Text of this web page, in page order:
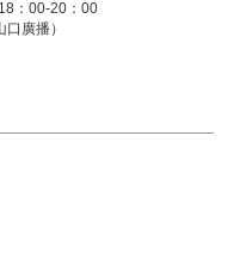
：00-20：00
廣播）